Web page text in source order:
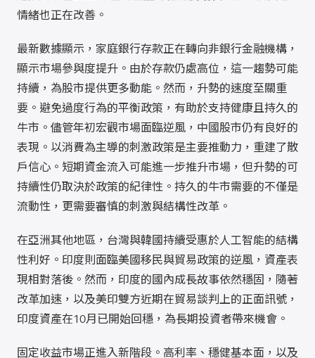
情緒也正在改善。
最新數據顯示，家庭銀行存款正在轉向非銀行金融機構，
顯示市場參與度提升。由於存款仍處高位，這一趨勢可能
持續，為股市提供更多動能。然而，升勢的速度至關重
要。避免過度行為的平衡政策，有助於支持健康且持久的
牛市。儘管年初宏觀市場面臨逆風，中國股市仍有良好的
表現。以消費為主導的刺激政策是主要推動力，重建了散
戶信心。短期資金流入可能進一步推升市場，但升勢的可
持續性仍取決於政策的紀律性。持久的牛市需要的不僅是
流動性，更需要審慎的刺激與結構性改革。
在亞洲其他地區，台灣與韓國持續受惠於人工智能的結構
性利好。印度則面臨美國移民與貿易政策的逆風，資產表
現相對落後。然而，印度的國內成長故事依然穩固，隨著
改革加速，以及美印雙方近期在貿易談判上的正面訊號，
印度資產在10月已開始回穩，為長期投資者帶來機會。
固定收益市場正進入新階段。高利率、穩健基本面，以及